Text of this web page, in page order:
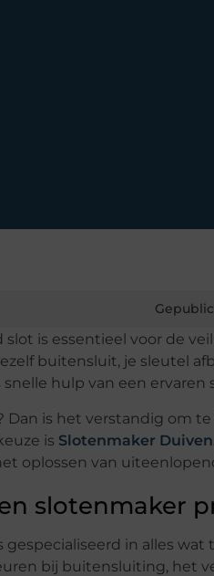
slot is essentieel voor de
buitensluit, je sleutel
snelle hulp van een
Dan is het verstandig om
is Slotenmaker Duiven
oplossen van
slotenmaker
gespecialiseerd in alles
bij buitensluiting, het